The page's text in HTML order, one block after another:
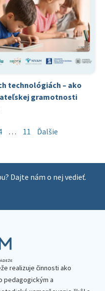
technológiách – ako
gramotnosti
… 11 Ďalšie
Dajte nám o nej vedieť.
realizuje činnosti ako
pedagogickým a